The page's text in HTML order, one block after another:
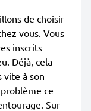
de choisir
vous. Vous
inscrits
Déjà, cela
vite à son
ce
Sur